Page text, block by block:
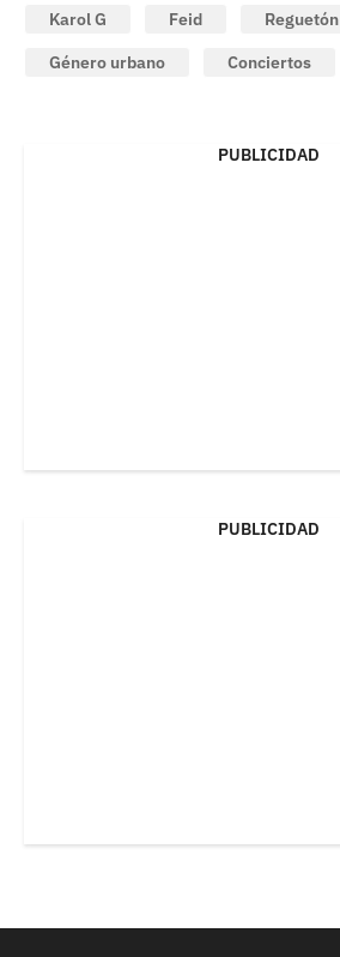
Karol G Feid
Reguetón
Género urbano
Conciertos
PUBLICIDAD
PUBLICIDAD